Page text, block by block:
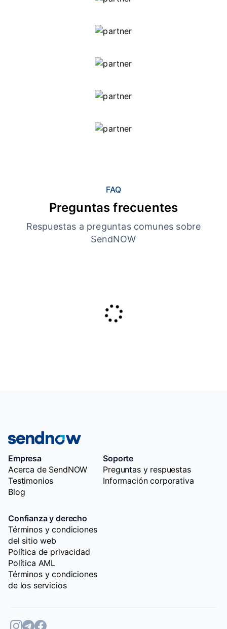
FAQ
Preguntas frecuentes
Respuestas a preguntas comunes sobre
SendNOW
Empresa
Acerca de SendNOW
Testimonios
Blog
Soporte
Preguntas y respuestas
Información corporativa
Confianza y derecho
Términos y condiciones
del sitio web
Política de privacidad
Política AML
Términos y condiciones
de los servicios